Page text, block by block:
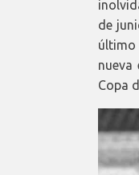
de
último
Copa